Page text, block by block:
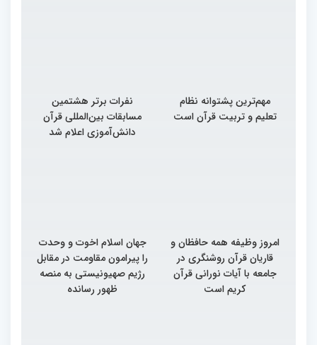
مهم‌ترین پشتوانه نظام
تعلیم و تربیت قرآن است
نفرات برتر هشتمین
مسابقات بین‌المللی قرآن
دانش‌آموزی اعلام شد
امروز وظیفه همه حافظان و
قاریان قرآن روشنگری در
جامعه با آیات نورانی قرآن
کریم است
جهان اسلام اخوت و وحدت
را پیرامون مقاومت در مقابل
رژیم صهیونیستی به منصه
ظهور رسانده